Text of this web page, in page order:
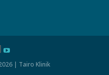
| Tairo Klinik